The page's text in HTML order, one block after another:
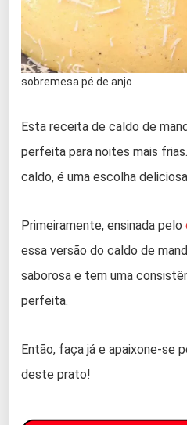
sobremesa pé de anjo
Esta receita de caldo de
perfeita para noites mais
caldo, é uma escolha
Primeiramente, ensinada pelo
essa versão do caldo de
saborosa e tem uma
perfeita.
Então, faça já e apaixone-se
deste prato!